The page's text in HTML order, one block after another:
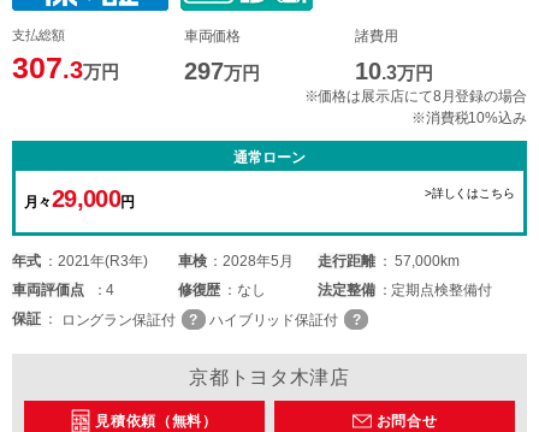
支払総額
307.3万円
車両価格
297万円
諸費用
10.3万円
※価格は展示店にて8月登録の場合
※消費税10%込み
通常ローン
月々29,000円
>詳しくはこちら
年式 2021年(R3年) 車検 2028年5月 走行距離
57,000km
車両評価点 4 修復歴 なし 法定整備
定期点検整備付
保証
ロングラン保証付 ハイブリッド保証付
京都トヨタ木津店
見積依頼（無料） お問合せ